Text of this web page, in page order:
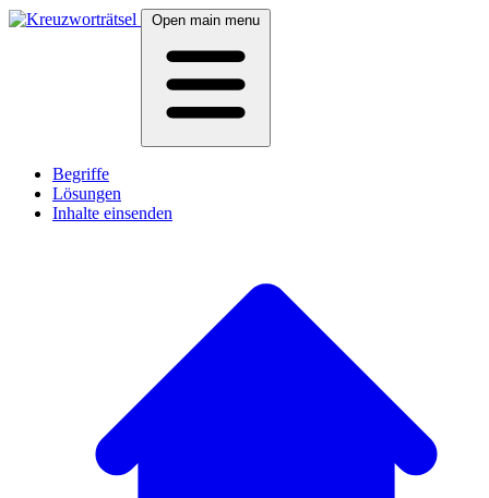
Open main menu
Begriffe
Lösungen
Inhalte einsenden